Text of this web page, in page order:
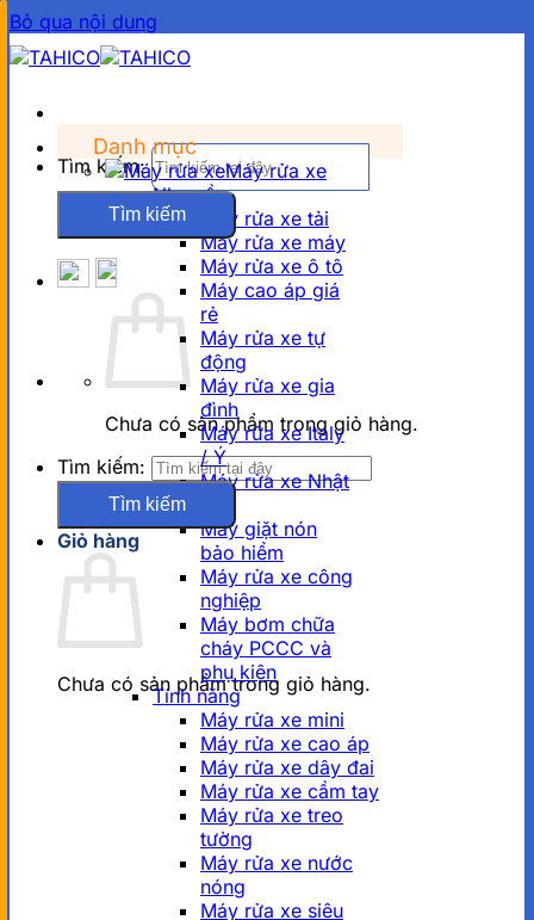
Bỏ qua nội dung
Tìm kiếm:
Chưa có sản phẩm trong giỏ hàng.
Tìm kiếm:
Giỏ hàng
Chưa có sản phẩm trong giỏ hàng.
Danh mục
Máy rửa xe
Nhu cầu
Máy rửa xe tải
Máy rửa xe máy
Máy rửa xe ô tô
Máy cao áp giá
rẻ
Máy rửa xe tự
động
Máy rửa xe gia
đình
Máy rửa xe Italy
/ Ý
Máy rửa xe Nhật
Máy giặt nón
bảo hiểm
Máy rửa xe công
nghiệp
Máy bơm chữa
cháy PCCC và
phụ kiện
Tính năng
Máy rửa xe mini
Máy rửa xe cao áp
Máy rửa xe dây đai
Máy rửa xe cầm tay
Máy rửa xe treo
tường
Máy rửa xe nước
nóng
Máy rửa xe siêu